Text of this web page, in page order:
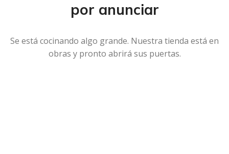
por anunciar
Se está cocinando algo grande. Nuestra tienda está en
obras y pronto abrirá sus puertas.